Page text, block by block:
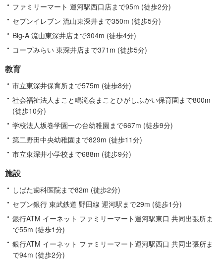
ファミリーマート 運河駅西口店まで95m (徒歩2分)
セブンイレブン 流山東深井まで350m (徒歩5分)
Big-A 流山東深井店まで304m (徒歩4分)
コープみらい 東深井店まで371m (徒歩5分)
教育
市立東深井保育所まで575m (徒歩8分)
社会福祉法人まこと鳴滝会まことひがしふかい保育園まで800m
(徒歩10分)
学校法人坂巻学園一の台幼稚園まで667m (徒歩9分)
第二野田中央幼稚園まで829m (徒歩11分)
市立東深井小学校まで688m (徒歩9分)
施設
しばた歯科医院まで82m (徒歩2分)
セブン銀行 東武鉄道 野田線 運河駅まで29m (徒歩1分)
銀行ATM イーネット ファミリーマート運河駅東口 共同出張所ま
で55m (徒歩1分)
銀行ATM イーネット ファミリーマート運河駅西口 共同出張所ま
で94m (徒歩2分)